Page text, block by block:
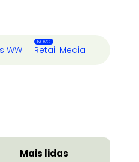
WW Retail Media
Mais lidas